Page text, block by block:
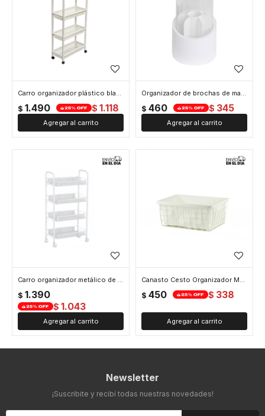
Carro organizador plástico blanco de 4 niveles con ruedas – 43x21x99cm - Blanco
$ 1.490 $ 1.118
Organizador de brochas de maquillaje – 23.5x12cm – Plástico blanco y acrílico - Blanco
$ 460 $ 345
Carro organizador metálico de 4 niveles con ruedas - Blanco
$ 1.390
$ 1.043
Canasto Cesto Organizador Metal Cocina Baño Oficina - Blanco
$ 450 $ 338
Newsletter
¡Suscribite y recibí todas nuestras novedades!